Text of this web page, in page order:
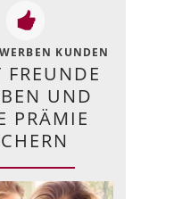
KUNDEN
FREUNDE
UND
PRÄMIE